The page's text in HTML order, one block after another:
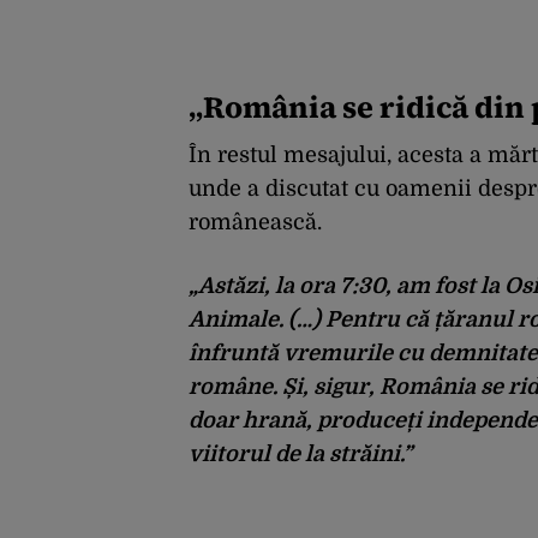
„România se ridică
În restul mesajului, acesta a
unde a discutat cu oamenii
românească.
„Astăzi, la ora 7:30, am fost la
Animale. (…) Pentru că țăranul
înfruntă vremurile cu
române. Și, sigur, România se
doar hrană, produceți
viitorul de la străini.”